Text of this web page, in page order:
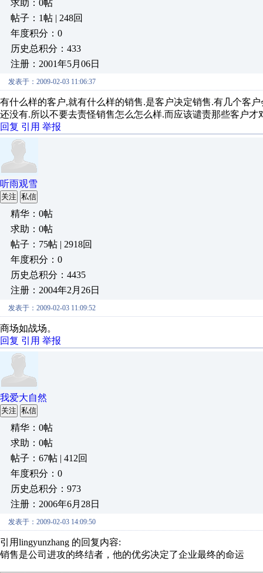
求助：0帖
帖子：1帖 | 248回
年度积分：0
历史总积分：433
注册：2001年5月06日
发表于：2009-02-03 11:06:37
有什么样的客户,就有什么样的销售.是客户决定销售.有几个客
还没有.所以不要去责怪销售怎么怎么样.而应该谴责那些客户才
回复 引用 举报
听雨观雪
关注 私信
精华：0帖
求助：0帖
帖子：75帖 | 2918回
年度积分：0
历史总积分：4435
注册：2004年2月26日
发表于：2009-02-03 11:09:52
商场如战场。
回复 引用 举报
我爱大自然
关注 私信
精华：0帖
求助：0帖
帖子：67帖 | 412回
年度积分：0
历史总积分：973
注册：2006年6月28日
发表于：2009-02-03 14:09:50
引用lingyunzhang 的回复内容:
销售是公司进攻的终结者，他的优劣决定了企业最终的命运